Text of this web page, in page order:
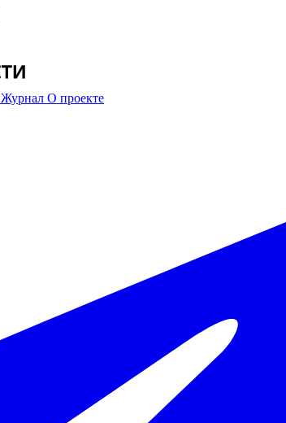
Журнал О проекте